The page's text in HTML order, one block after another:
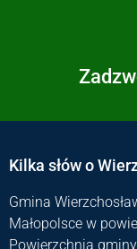
Kilka słów o
Gmina
Małopolsce w
Powierzchnia